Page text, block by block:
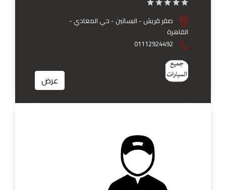
صقر قريش - البساتين - حي المعادي -
القاهرة
01112924492
عرض